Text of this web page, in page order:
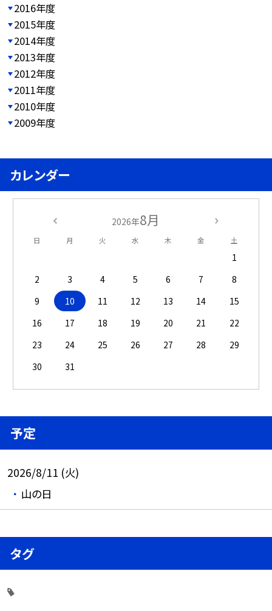
2016年度
2015年度
2014年度
2013年度
2012年度
2011年度
2010年度
2009年度
カレンダー
2026年8月
日 月 火 水 木 金 土
1
2
3 4 5 6 7
8
9
10 11 12 13 14
15
16
17 18 19 20 21
22
23
24 25 26 27 28
29
30
31
予定
2026/8/11 (火)
山の日
タグ